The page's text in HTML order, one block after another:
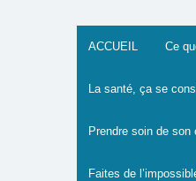
ACCUEIL Ce
La santé, ça se
Prendre soin de
Faites de